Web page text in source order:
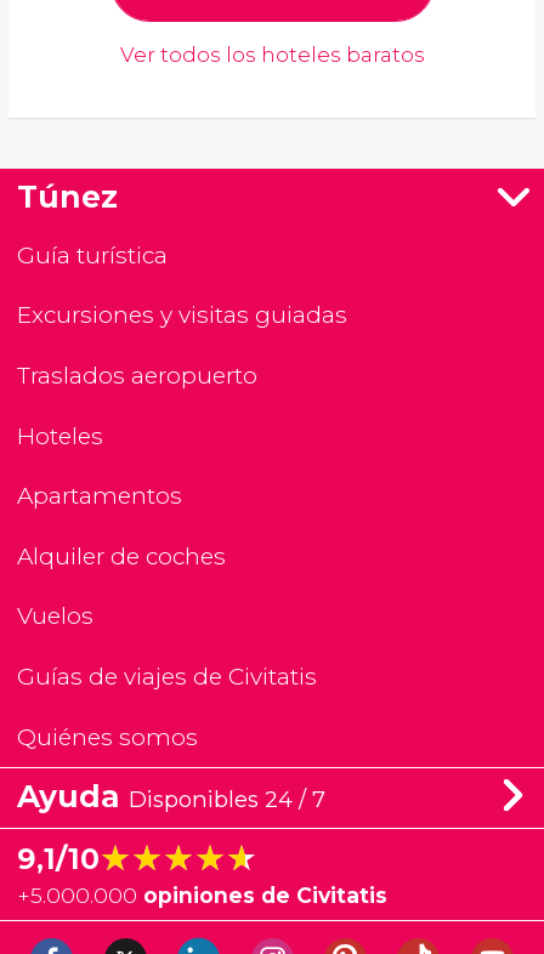
Ver todos los hoteles baratos
Túnez
Guía turística
Excursiones y visitas guiadas
Traslados aeropuerto
Hoteles
Apartamentos
Alquiler de coches
Vuelos
Guías de viajes de Civitatis
Quiénes somos
Ayuda Disponibles 24 / 7
9,1/10★★★★★
★★★★★
+5.000.000 opiniones de Civitatis